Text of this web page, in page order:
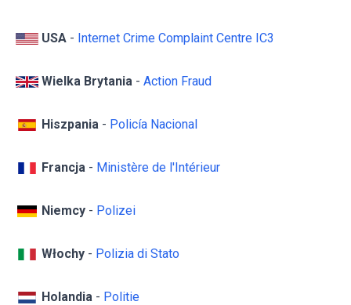
USA - Internet Crime Complaint Centre IC3
Wielka Brytania - Action Fraud
Hiszpania - Policía Nacional
Francja - Ministère de l'Intérieur
Niemcy - Polizei
Włochy - Polizia di Stato
Holandia - Politie